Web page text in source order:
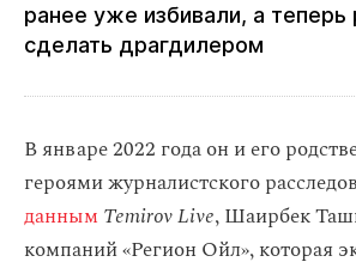
ранее уже избивали, а теперь
сделать драгдилером
В январе 2022 года он и его
героями журналистского
данным Temirov Live, Шаирбек
компаний «Регион Ойл», которая